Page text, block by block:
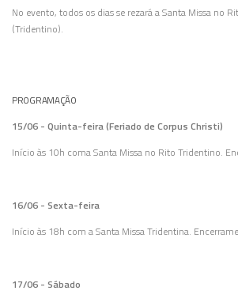
No evento, todos os dias se rezará a Santa Missa no
(Tridentino).
PROGRAMAÇÃO
15/06 - Quinta-feira (Feriado de Corpus Christi)
Início às 10h coma Santa Missa no Rito Tridentino.
16/06 - Sexta-feira
Início às 18h com a Santa Missa Tridentina.
17/06 - Sábado